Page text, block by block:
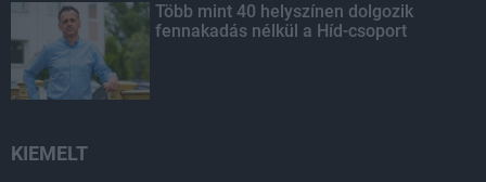
Több mint 40 helyszínen dolgozik
fennakadás nélkül a Híd-csoport
KIEMELT